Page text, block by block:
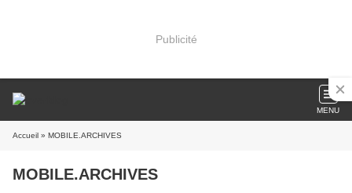
Publicité
MENU
Accueil » MOBILE.ARCHIVES
MOBILE.ARCHIVES